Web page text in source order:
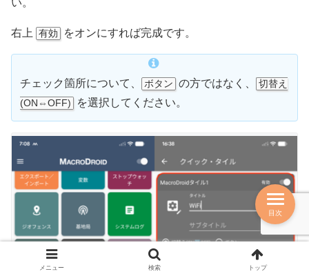
い。
右上 有効 をオンにすれば完成です。
チェック箇所について、 ボタン の方ではなく、
切替え
(ON⇔OFF)
を選択してください。
メニュー 検索 トップ
目次